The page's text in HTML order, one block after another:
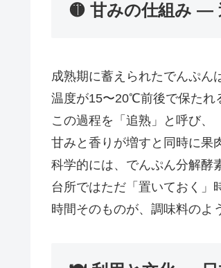
🟡 甘みの仕組み ―
成熟期に蓄えられたでんぷん
温度が15〜20℃前後で保たれ
この過程を「追熟」と呼び、
甘みと香りが増すと同時に果
科学的には、でんぷん分解酵
台所ではただ「置いておく」
時間そのものが、調味料のよ